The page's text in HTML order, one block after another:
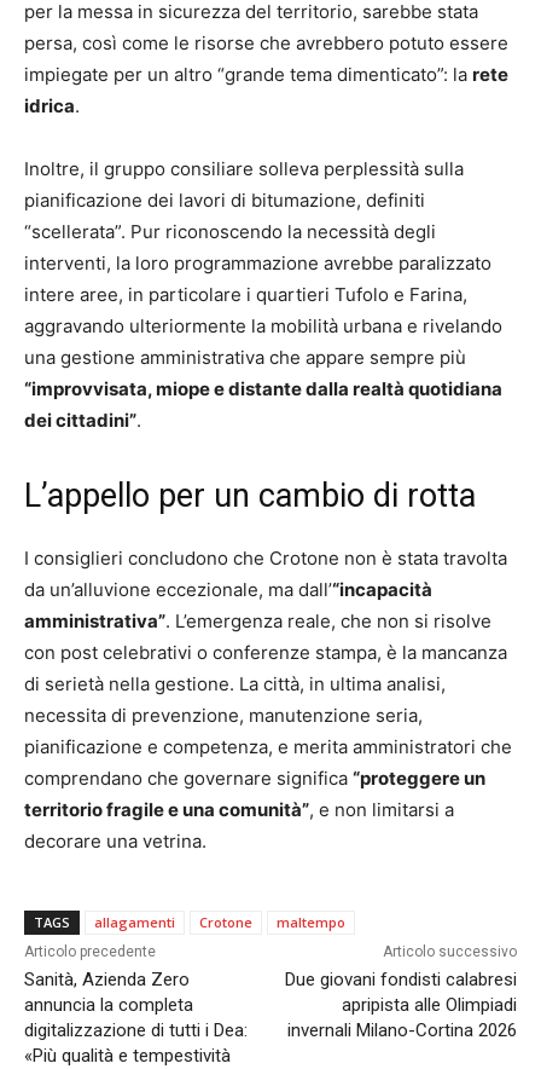
per la messa in sicurezza del territorio, sarebbe stata
persa, così come le risorse che avrebbero potuto essere
impiegate per un altro “grande tema dimenticato”: la rete
idrica.
Inoltre, il gruppo consiliare solleva perplessità sulla
pianificazione dei lavori di bitumazione, definiti
“scellerata”. Pur riconoscendo la necessità degli
interventi, la loro programmazione avrebbe paralizzato
intere aree, in particolare i quartieri Tufolo e Farina,
aggravando ulteriormente la mobilità urbana e rivelando
una gestione amministrativa che appare sempre più
“improvvisata, miope e distante dalla realtà quotidiana
dei cittadini”.
L’appello per un cambio di rotta
I consiglieri concludono che Crotone non è stata travolta
da un’alluvione eccezionale, ma dall’“incapacità
amministrativa”. L’emergenza reale, che non si risolve
con post celebrativi o conferenze stampa, è la mancanza
di serietà nella gestione. La città, in ultima analisi,
necessita di prevenzione, manutenzione seria,
pianificazione e competenza, e merita amministratori che
comprendano che governare significa “proteggere un
territorio fragile e una comunità”, e non limitarsi a
decorare una vetrina.
TAGS allagamenti Crotone maltempo
Articolo precedente
Sanità, Azienda Zero
annuncia la completa
digitalizzazione di tutti i Dea:
«Più qualità e tempestività
Articolo successivo
Due giovani fondisti calabresi
apripista alle Olimpiadi
invernali Milano-Cortina 2026